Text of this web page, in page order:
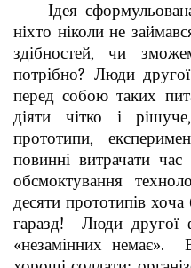
Ідея
ніхто ніколи не
здібностей, чи
потрібно? Люди
перед собою таких
діяти чітко і
прототипи,
повинні витрачати
обсмоктування
десяти прототипів
гаразд! Люди другої
«незамінних немає».